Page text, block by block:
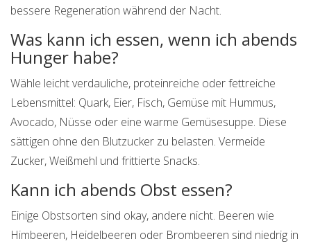
bessere Regeneration während der Nacht.
Was kann ich essen, wenn ich abends
Hunger habe?
Wähle leicht verdauliche, proteinreiche oder fettreiche
Lebensmittel: Quark, Eier, Fisch, Gemüse mit Hummus,
Avocado, Nüsse oder eine warme Gemüsesuppe. Diese
sättigen ohne den Blutzucker zu belasten. Vermeide
Zucker, Weißmehl und frittierte Snacks.
Kann ich abends Obst essen?
Einige Obstsorten sind okay, andere nicht. Beeren wie
Himbeeren, Heidelbeeren oder Brombeeren sind niedrig in